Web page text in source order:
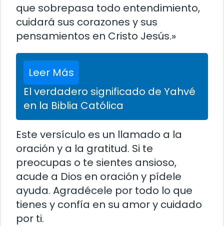
que sobrepasa todo entendimiento,
cuidará sus corazones y sus
pensamientos en Cristo Jesús.»
Leer Más
El verdadero significado de Yahvé
en la Biblia Católica
Este versículo es un llamado a la
oración y a la gratitud. Si te
preocupas o te sientes ansioso,
acude a Dios en oración y pídele
ayuda. Agradécele por todo lo que
tienes y confía en su amor y cuidado
por ti.